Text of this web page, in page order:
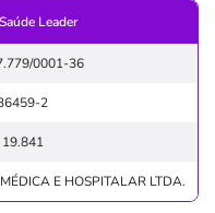
Leader
0001-36
2
19.841
E HOSPITALAR LTDA.